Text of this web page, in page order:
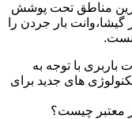
ترین مناطق تحت پوشش
گیشا،وانت بار جردن را
با توجه به
های جدید برای
معتبر چیست؟